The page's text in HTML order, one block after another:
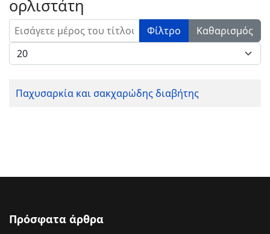
ορλιστάτη
Εισάγετε μέρος του τίτλου. Φίλτρο
Καθαρισμός
Εμφάνιση #
Παχυσαρκία και σακχαρώδης διαβήτης
Πρόσφατα άρθρα